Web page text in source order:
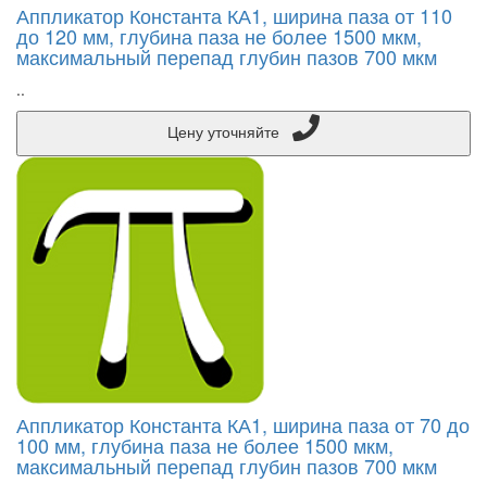
Аппликатор Константа КА1, ширина паза от 110
до 120 мм, глубина паза не более 1500 мкм,
максимальный перепад глубин пазов 700 мкм
..
Аппликатор Константа КА1, ширина паза от 70 до
100 мм, глубина паза не более 1500 мкм,
максимальный перепад глубин пазов 700 мкм